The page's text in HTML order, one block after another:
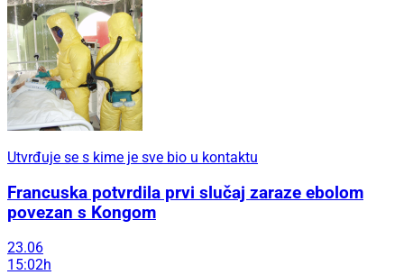
Utvrđuje se s kime je sve bio u kontaktu
Francuska potvrdila prvi slučaj zaraze ebolom
povezan s Kongom
23.06
15:02h